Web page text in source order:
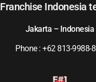
Franchise Indonesia
Jakarta – Indonesia
Phone : +62 813-9988-